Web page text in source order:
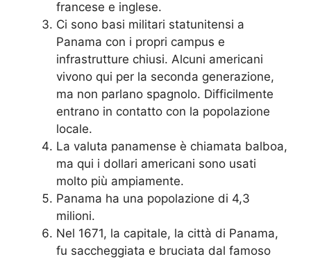
francese e inglese.
Ci sono basi militari statunitensi a
Panama con i propri campus e
infrastrutture chiusi. Alcuni americani
vivono qui per la seconda generazione,
ma non parlano spagnolo. Difficilmente
entrano in contatto con la popolazione
locale.
La valuta panamense è chiamata balboa,
ma qui i dollari americani sono usati
molto più ampiamente.
Panama ha una popolazione di 4,3
milioni.
Nel 1671, la capitale, la città di Panama,
fu saccheggiata e bruciata dal famoso